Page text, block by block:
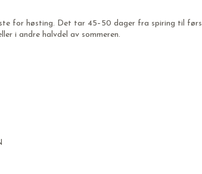
for høsting. Det tar 45–50 dager fra spiring til
i andre halvdel av sommeren.